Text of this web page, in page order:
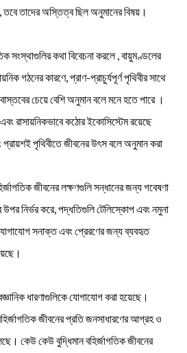
তবে তাদের অস্তিত্ব ছিল অনুমানের বিষয়।
সংস্থাগুলির কথা বিবেচনা করলে , বায়ুমণ্ডলের
গঠনের কারণে, প্রাণ-প্রাচুর্যপূর্ণ পৃথিবীর সাথে
চেয়ে বেশি অনুমান বলে মনে হতে পারে ।
রাসায়নিকভাবে কঠোর ইকোসিস্টেম রয়েছে
পৃথিবীতে জীবনের উৎস বলে অনুমান করা
জীবনের লক্ষণগুলি সন্ধানের জন্য গবেষণা
নির্ভর করে, পদ্ধতিগুলি টেলিস্কোপ এবং নমুনা
সনাক্ত এবং প্রেরণের জন্য ব্যবহৃত
ধারণাগুলিকে যোগাযোগ করা হয়েছে।
জীবনের প্রতি জনসাধারণের আগ্রহ ও
কেউ কেউ বুদ্ধিমান বহির্জাগতিক জীবনের